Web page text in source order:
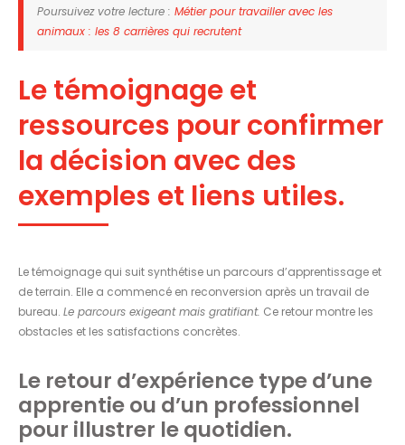
Poursuivez votre lecture : Métier pour travailler avec les
animaux : les 8 carrières qui recrutent
Le témoignage et
ressources pour confirmer
la décision avec des
exemples et liens utiles.
Le témoignage qui suit synthétise un parcours d’apprentissage et
de terrain. Elle a commencé en reconversion après un travail de
bureau. Le parcours exigeant mais gratifiant. Ce retour montre les
obstacles et les satisfactions concrètes.
Le retour d’expérience type d’une
apprentie ou d’un professionnel
pour illustrer le quotidien.